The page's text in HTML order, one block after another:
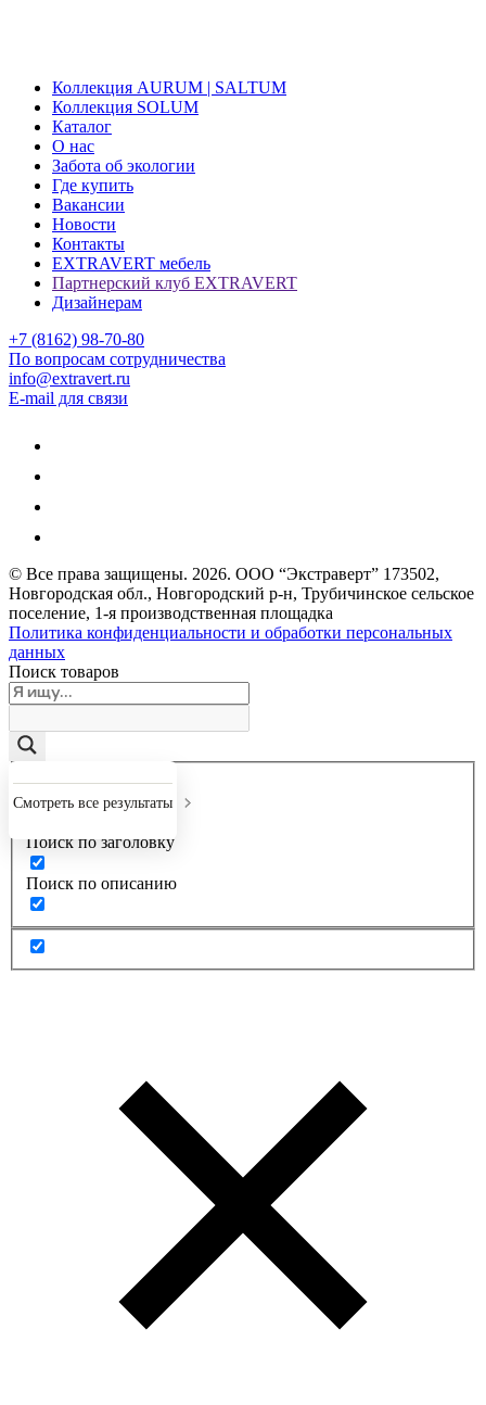
Коллекция AURUM | SALTUM
Коллекция SOLUM
Каталог
О нас
Забота об экологии
Где купить
Вакансии
Новости
Контакты
EXTRAVERT мебель
Партнерский клуб EXTRAVERT
Дизайнерам
+7 (8162) 98-70-80
По вопросам сотрудничества
info@extravert.ru
E-mail для связи
© Все права защищены. 2026. ООО “Экстраверт” 173502,
Новгородская обл., Новгородский р-н, Трубичинское сельское
поселение, 1-я производственная площадка
Политика конфиденциальности и обработки персональных
данных
Поиск товаров
Смотреть все результаты
Точное совпадение
Поиск по заголовку
Поиск по описанию